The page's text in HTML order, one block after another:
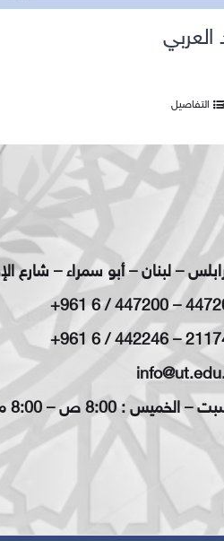
العربي
التفاصيل
– لبنان – أبو سمراء – شارع
+961 6 / 447200–
+961 6 / 442246–
– الخميس : 8:00 ص – 8:00 م